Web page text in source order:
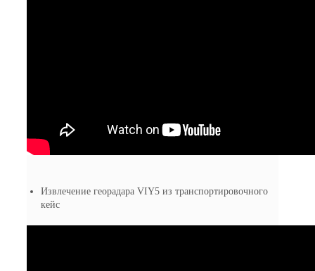
Извлечение георадара VIY5 из транспортировочного
кейс